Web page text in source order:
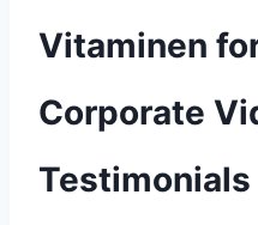
Vitaminen
Corporate
Testimonials